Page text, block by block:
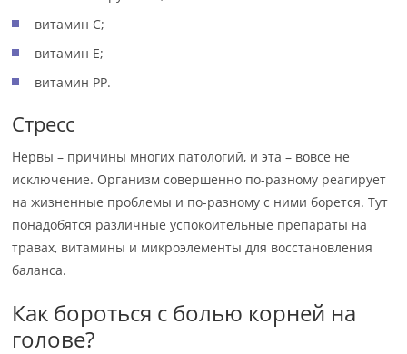
витамин С;
витамин Е;
витамин РР.
Стресс
Нервы – причины многих патологий, и эта – вовсе не
исключение. Организм совершенно по-разному реагирует
на жизненные проблемы и по-разному с ними борется. Тут
понадобятся различные успокоительные препараты на
травах, витамины и микроэлементы для восстановления
баланса.
Как бороться с болью корней на
голове?